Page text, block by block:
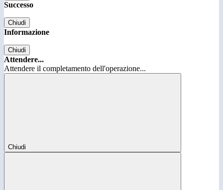
Successo
Chiudi
Informazione
Chiudi
Attendere...
Attendere il completamento dell'operazione...
Chiudi